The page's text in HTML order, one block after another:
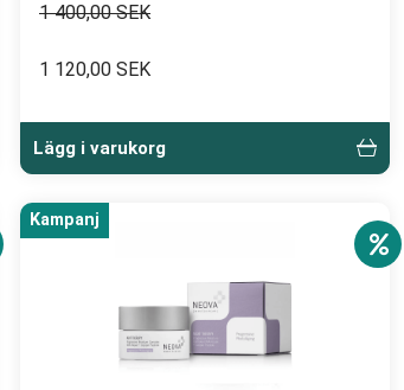
1 400,00 SEK
1 120,00 SEK
Lägg i varukorg
Kampanj